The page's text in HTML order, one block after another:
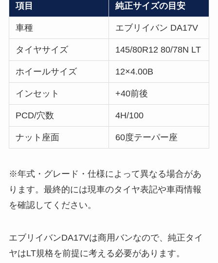
項目 純正サイズの目安
車種 エブリイバン DA17V
タイヤサイズ 145/80R12 80/78N LT
ホイールサイズ 12×4.00B
インセット +40前後
PCD/穴数 4H/100
ナット座面 60度テーパー座
※年式・グレード・仕様によって異なる場合があ
ります。最終的には現車のタイヤ表記や車両情報
を確認してください。
エブリイバンDA17Vは商用バンなので、純正タイ
ヤはLT規格を前提に考える必要があります。